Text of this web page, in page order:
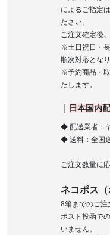
によるご指定
ださい。
ご注文確定後
※土日祝日・
順次対応となり
※予約商品・
たします。
日本国内
◆ 配送業者：
◆ 送料：全国
ご注文数量に
ネコポス（
8箱までのご注
ポスト投函で
いません。